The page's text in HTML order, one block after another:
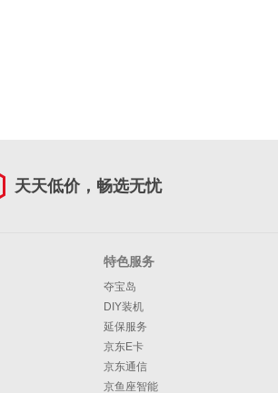
天天低价，畅选无忧
特色服务
夺宝岛
DIY装机
延保服务
京东E卡
京东通信
京鱼座智能